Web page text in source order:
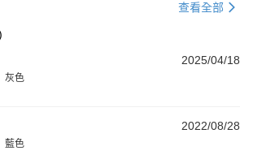
查看全部
2025/04/18
灰色
2022/08/28
藍色